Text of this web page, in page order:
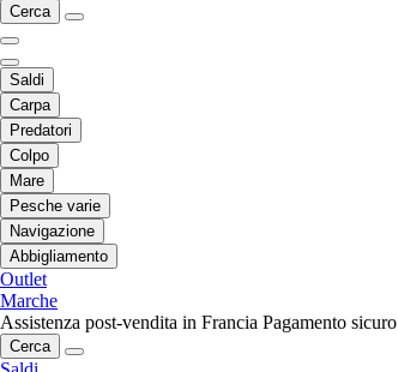
Cerca
Saldi
Carpa
Predatori
Colpo
Mare
Pesche varie
Navigazione
Abbigliamento
Outlet
Marche
Assistenza post-vendita in Francia Pagamento sicuro
Cerca